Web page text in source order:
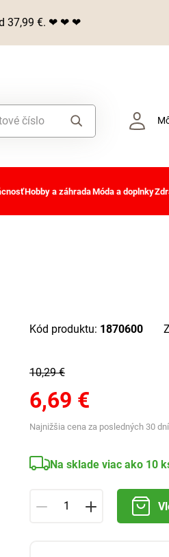
37,99 €. ❤ ❤ ❤
Hobby a záhradaMóda a doplnky
Kód produktu: 1870600
10,29 €
6,69 €
Najnižšia cena za posledných 30
Na sklade viac ako 10